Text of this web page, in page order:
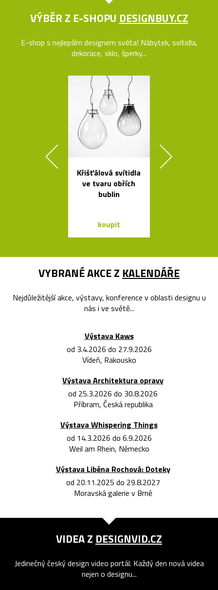
VÝBĚR Z E-SHOPU DESIGNBUY.CZ
E-shop s nejlepším designem světa! Nábytek, svítidla,
dekorace, sklo, šperky...
Křišťálová svítidla
ve tvaru obřích
bublin
koupit
VYBRANÉ AKCE Z KALENDÁŘE
Nejdůležitější akce, výstavy, konference v oblasti designu u
nás i ve světě...
Výstava Kaws
od 3.4.2026 do 27.9.2026
Vídeň, Rakousko
Výstava Architektura opravy
od 25.3.2026 do 30.8.2026
Příbram, Česká republika
Výstava Whispering Things
od 14.3.2026 do 6.9.2026
Weil am Rhein, Německo
Výstava Liběna Rochová: Doteky
od 20.11.2025 do 29.8.2027
Moravská galerie v Brně
VIDEA Z DESIGNVID.CZ
Jedinečný český design video portál. Každý den nová videa
nejen o designu...